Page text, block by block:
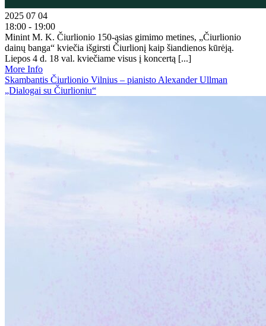
2025 07 04
18:00 - 19:00
Minint M. K. Čiurlionio 150-ąsias gimimo metines, „Čiurlionio
dainų banga“ kviečia išgirsti Čiurlionį kaip šiandienos kūrėją.
Liepos 4 d. 18 val. kviečiame visus į koncertą [...]
More Info
Skambantis Čiurlionio Vilnius – pianisto Alexander Ullman
„Dialogai su Čiurlioniu“